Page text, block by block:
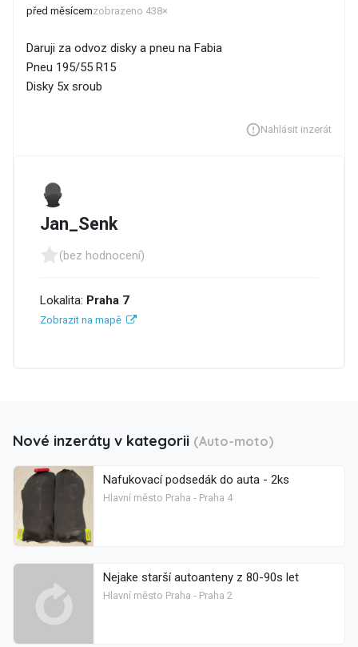
před měsícemzobrazeno 438×
Daruji za odvoz disky a pneu na Fabia
Pneu 195/55 R15
Disky 5x sroub
Nahlásit inzerát
Jan_Senk
(bez hodnocení)
Lokalita: Praha 7
Zobrazit na mapě
Nové inzeráty v kategorii (Auto-moto)
Nafukovací podsedák do auta - 2ks
Hlavní město Praha - Praha 4
Nejake starší autoanteny z 80-90s let
Hlavní město Praha - Praha 2